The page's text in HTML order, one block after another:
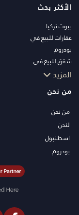
الأكثر بحث
بيوت تركيا
عقارات للبيع في
بودروم
شقق للبيع في
اسطنبول
فلل بودروم
شقق للبيع في انطاليا
منازل انطاليا
المزيد
من نحن
من نحن
لندن
اسطنبول
بودروم